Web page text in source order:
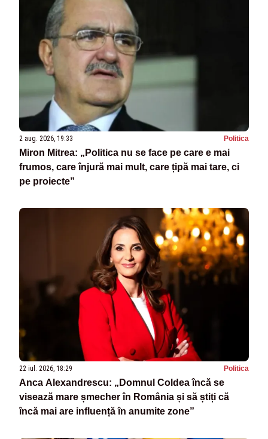
2 aug. 2026, 19:33 Politica
Miron Mitrea: „Politica nu se face pe care e mai
frumos, care înjură mai mult, care țipă mai tare, ci
pe proiecte”
22 iul. 2026, 18:29 Politica
Anca Alexandrescu: „Domnul Coldea încă se
visează mare șmecher în România și să știți că
încă mai are influență în anumite zone”